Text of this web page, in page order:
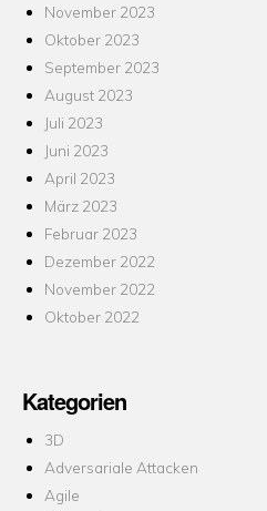
November 2023
Oktober 2023
September 2023
August 2023
Juli 2023
Juni 2023
April 2023
März 2023
Februar 2023
Dezember 2022
November 2022
Oktober 2022
Kategorien
3D
Adversariale Attacken
Agile